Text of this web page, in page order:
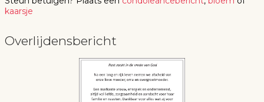
kaarsje
Overlijdensbericht